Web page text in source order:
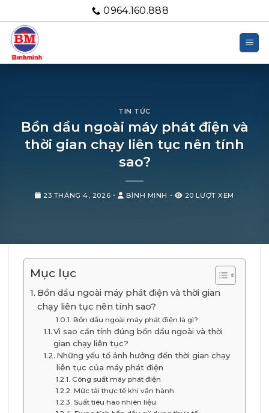
qua
nội
dung
0964.160.888
TIN TỨC
Bồn dầu ngoài máy phát điện và
thời gian chạy liên tục nên tính
sao?
23 THÁNG 4, 2026 - BÌNH MINH - 20 LƯỢT XEM
Mục lục
Bồn dầu ngoài máy phát điện và thời gian
chạy liên tục nên tính sao?
Bồn dầu ngoài máy phát điện là gì?
Vì sao cần tính đúng bồn dầu ngoài và thời
gian chạy liên tục?
Những yếu tố ảnh hưởng đến thời gian chạy
liên tục của máy phát điện
Công suất máy phát điện
Mức tải thực tế khi vận hành
Suất tiêu hao nhiên liệu